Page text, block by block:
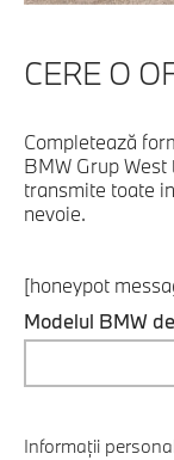
CERE O
Completează
BMW Grup
transmite toate
nevoie.
[honeypot
Modelul BMW
Informații